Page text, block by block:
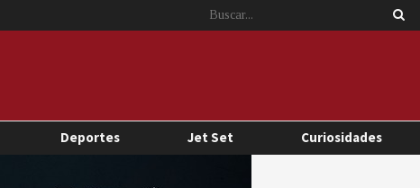
Deportes Jet Set Curiosidades